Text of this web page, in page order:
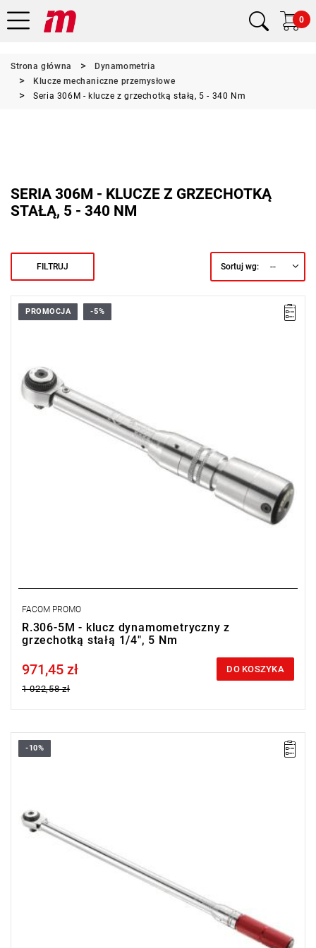
0
Strona główna
Dynamometria
Klucze mechaniczne przemysłowe
Seria 306M - klucze z grzechotką stałą, 5 - 340 Nm
SERIA 306M - KLUCZE Z GRZECHOTKĄ
STAŁĄ, 5 - 340 NM
FILTRUJ Sortuj wg: --
• ▇ 1/4”
PROMOCJA -5%
FACOM PROMO
R.306-5M - klucz dynamometryczny z
grzechotką stałą 1/4", 5 Nm
Price tax included
971,45 zł
1 022,58 zł
DO KOSZYKA
• ▇ 1/2”
-10%